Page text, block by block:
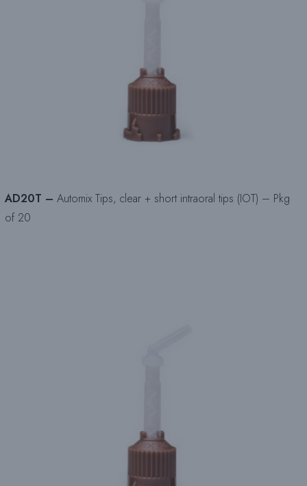
AD20T – Automix Tips, clear + short intraoral tips (IOT) – Pkg
of 20